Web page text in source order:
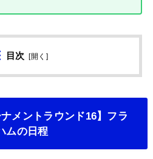
目次 [開く ]
メントラウンド16】フラ
ムの日程